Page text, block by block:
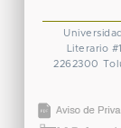
Literario
2262300